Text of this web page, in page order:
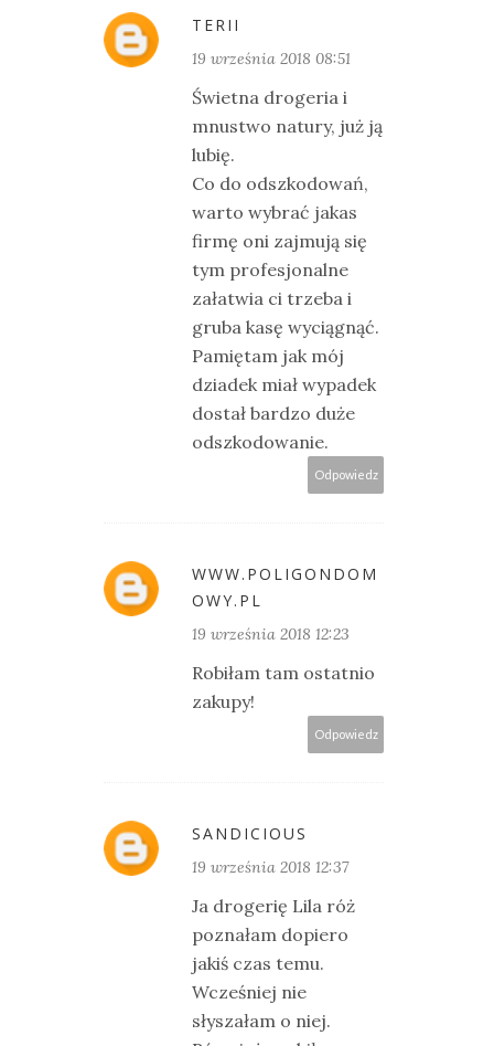
TERII
19 września 2018 08:51
Świetna drogeria i
mnustwo natury, już ją
lubię.
Co do odszkodowań,
warto wybrać jakas
firmę oni zajmują się
tym profesjonalne
załatwia ci trzeba i
gruba kasę wyciągnąć.
Pamiętam jak mój
dziadek miał wypadek
dostał bardzo duże
odszkodowanie.
Odpowiedz
WWW.POLIGONDOM
OWY.PL
19 września 2018 12:23
Robiłam tam ostatnio
zakupy!
Odpowiedz
SANDICIOUS
19 września 2018 12:37
Ja drogerię Lila róż
poznałam dopiero
jakiś czas temu.
Wcześniej nie
słyszałam o niej.